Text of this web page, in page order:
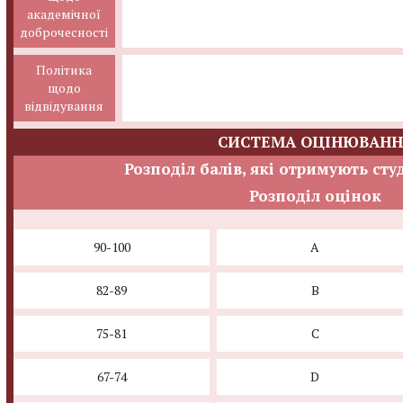
академічної
доброчесності
Політика
щодо
відвідування
СИСТЕМА
Розподіл балів, які отримують
Розподіл оцінок
90-100 A
82-89 B
75-81 C
67-74 D